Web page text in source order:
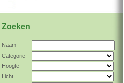
Zoeken
Naam
Categorie
Hoogte
Licht